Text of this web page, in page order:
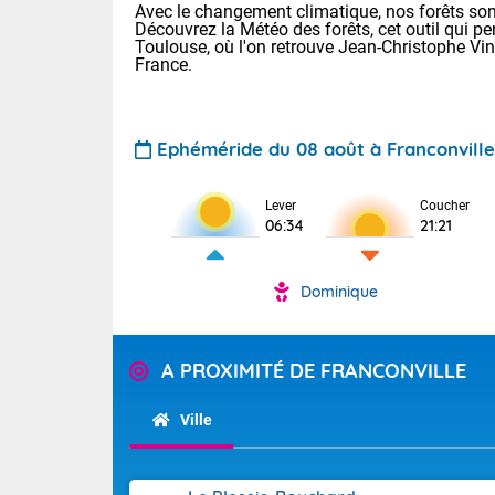
Pour la
Tendance
Avec le changement climatique, nos forêts
Découvrez la Météo des forêts, cet outil qui
Toulouse, où l'on retrouve Jean-Christophe
France.
Ephéméride du 08 août à Franconville
Lever
06:34
Coucher
21:21
Dominique
A PROXIMITÉ DE FRANCONVILLE
Ville
Voici les
: 22/28 Paris
Clermont-
Lille : 22/29
Cet après-
Très